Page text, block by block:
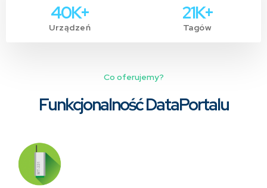
40K+
Urządzeń
21K+
Tagów
Co oferujemy?
Funkcjonalność DataPortalu